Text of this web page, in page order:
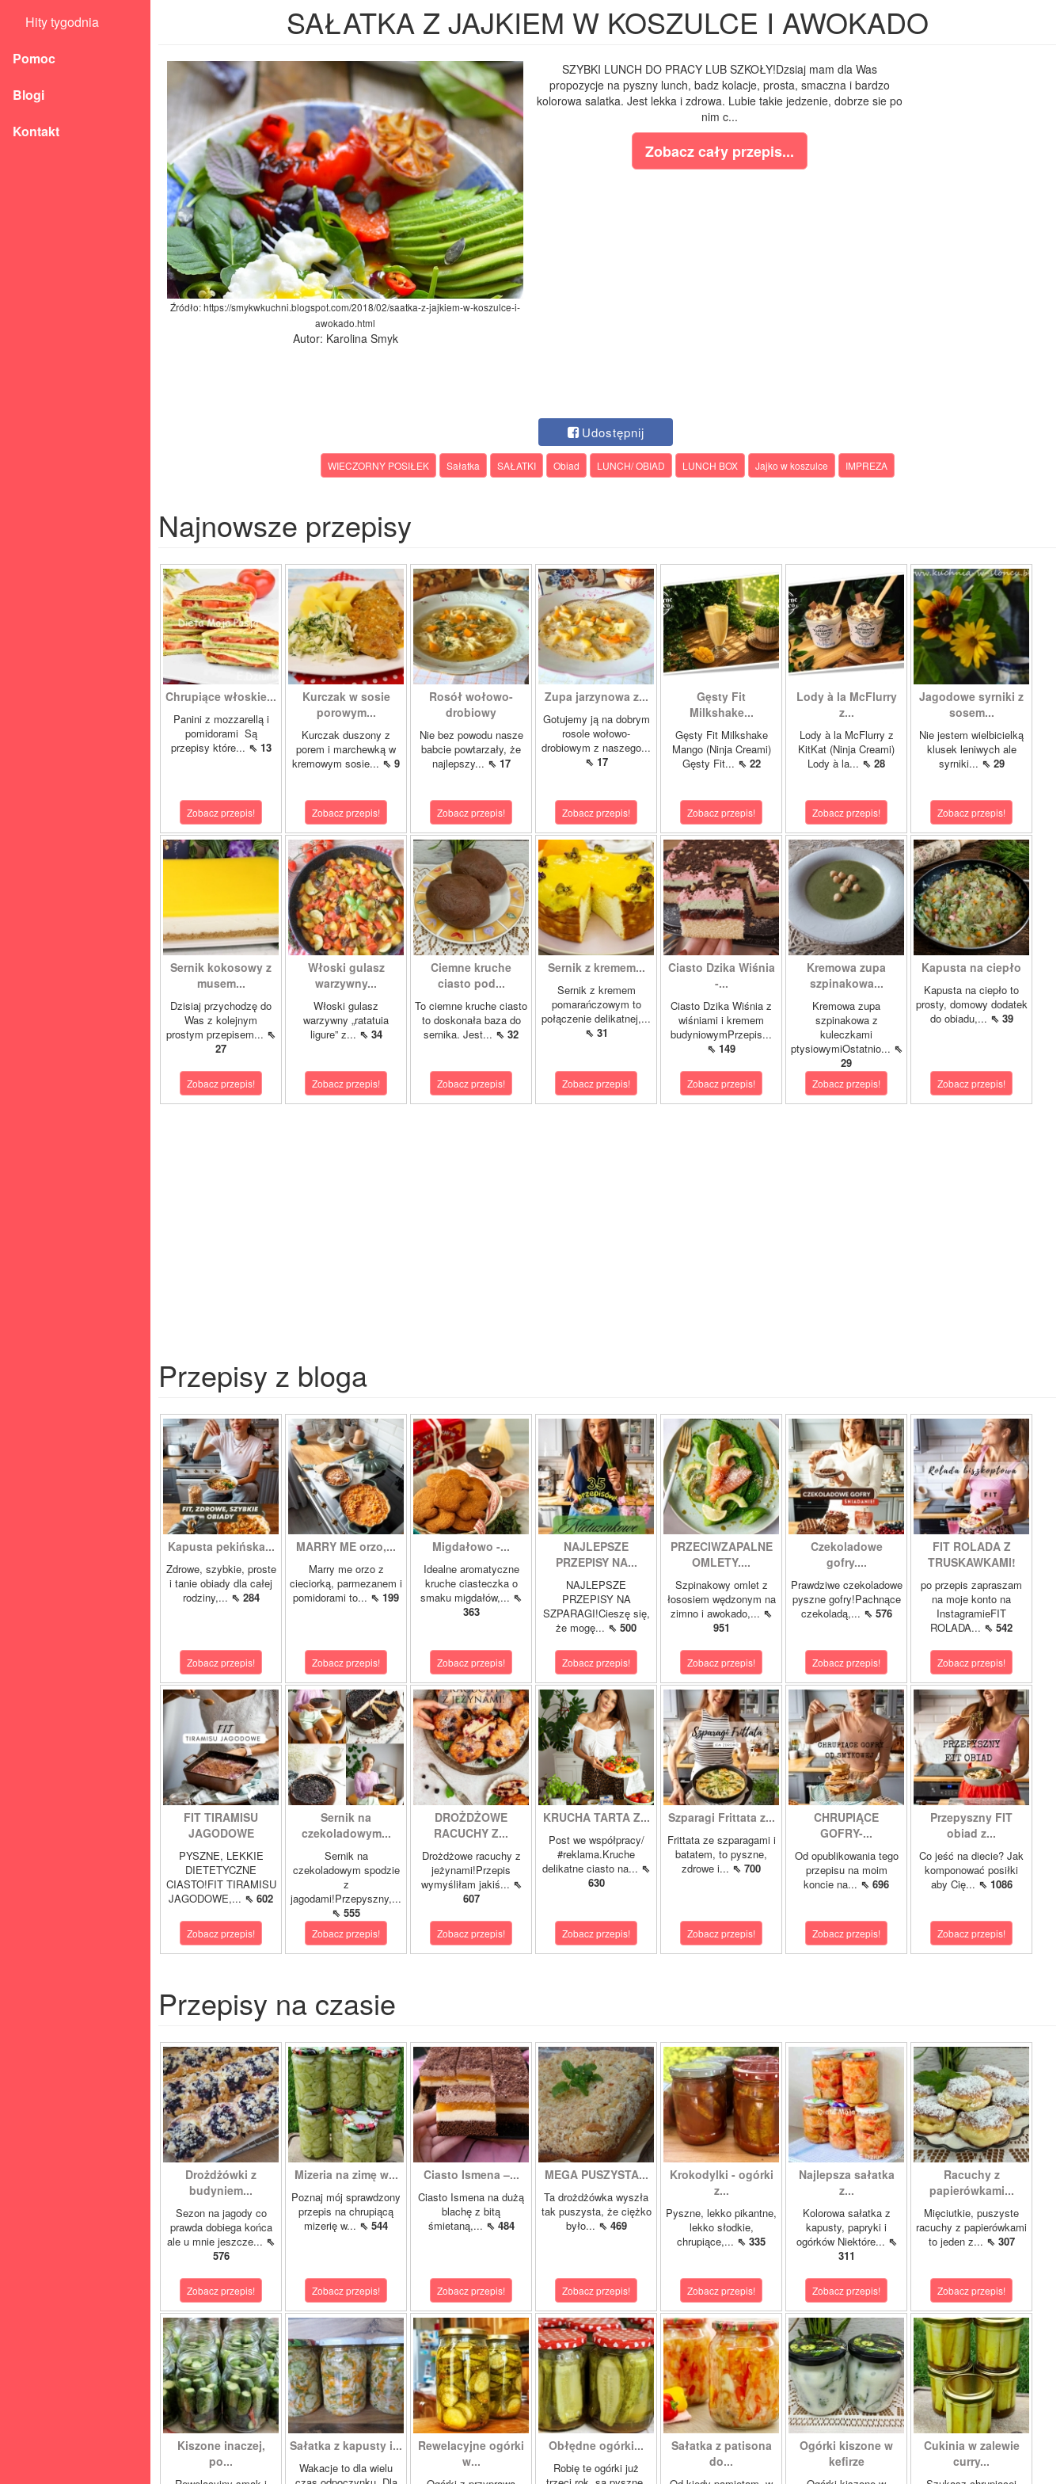
Hity tygodnia
Pomoc
Blogi
Kontakt
SAŁATKA Z JAJKIEM W KOSZULCE I AWOKADO
Źródło: https://smykwkuchni.blogspot.com/2018/02/saatka-z-jajkiem-w-koszulce-i-
awokado.html
Autor: Karolina Smyk
SZYBKI LUNCH DO PRACY LUB SZKOŁY!Dzsiaj mam dla Was
propozycje na pyszny lunch, badz kolacje, prosta, smaczna i bardzo
kolorowa salatka. Jest lekka i zdrowa. Lubie takie jedzenie, dobrze sie po
nim c...
Zobacz cały przepis...
Udostępnij
WIECZORNY POSIŁEK Sałatka SAŁATKI Obiad LUNCH/ OBIAD LUNCH BOX Jajko w koszulce IMPREZA
Najnowsze przepisy
Chrupiące włoskie...
Panini z mozzarellą i
pomidorami Są
przepisy które... ⇖ 13
Zobacz przepis!
Kurczak w sosie
porowym...
Kurczak duszony z
porem i marchewką w
kremowym sosie... ⇖ 9
Zobacz przepis!
Rosół wołowo-
drobiowy
Nie bez powodu nasze
babcie powtarzały, że
najlepszy... ⇖ 17
Zobacz przepis!
Zupa jarzynowa z...
Gotujemy ją na dobrym
rosole wołowo-
drobiowym z naszego...
⇖ 17
Zobacz przepis!
Gęsty Fit
Milkshake...
Gęsty Fit Milkshake
Mango (Ninja Creami)
Gęsty Fit... ⇖ 22
Zobacz przepis!
Lody à la McFlurry
z...
Lody à la McFlurry z
KitKat (Ninja Creami)
Lody à la... ⇖ 28
Zobacz przepis!
Jagodowe syrniki z
sosem...
Nie jestem wielbicielką
klusek leniwych ale
syrniki... ⇖ 29
Zobacz przepis!
Sernik kokosowy z
musem...
Dzisiaj przychodzę do
Was z kolejnym
prostym przepisem... ⇖
27
Zobacz przepis!
Włoski gulasz
warzywny...
Włoski gulasz
warzywny „ratatuia
ligure” z... ⇖ 34
Zobacz przepis!
Ciemne kruche
ciasto pod...
To ciemne kruche ciasto
to doskonała baza do
sernika. Jest... ⇖ 32
Zobacz przepis!
Sernik z kremem...
Sernik z kremem
pomarańczowym to
połączenie delikatnej,...
⇖ 31
Zobacz przepis!
Ciasto Dzika Wiśnia
-...
Ciasto Dzika Wiśnia z
wiśniami i kremem
budyniowymPrzepis...
⇖ 149
Zobacz przepis!
Kremowa zupa
szpinakowa...
Kremowa zupa
szpinakowa z
kuleczkami
ptysiowymiOstatnio... ⇖
29
Zobacz przepis!
Kapusta na ciepło
Kapusta na ciepło to
prosty, domowy dodatek
do obiadu,... ⇖ 39
Zobacz przepis!
Przepisy z bloga
Kapusta pekińska...
Zdrowe, szybkie, proste
i tanie obiady dla całej
rodziny,... ⇖ 284
Zobacz przepis!
MARRY ME orzo,...
Marry me orzo z
cieciorką, parmezanem i
pomidorami to... ⇖ 199
Zobacz przepis!
Migdałowo -...
Idealne aromatyczne
kruche ciasteczka o
smaku migdałów,... ⇖
363
Zobacz przepis!
NAJLEPSZE
PRZEPISY NA...
NAJLEPSZE
PRZEPISY NA
SZPARAGI!Cieszę się,
że mogę... ⇖ 500
Zobacz przepis!
PRZECIWZAPALNE
OMLETY....
Szpinakowy omlet z
łososiem wędzonym na
zimno i awokado,... ⇖
951
Zobacz przepis!
Czekoladowe
gofry....
Prawdziwe czekoladowe
pyszne gofry!Pachnące
czekoladą,... ⇖ 576
Zobacz przepis!
FIT ROLADA Z
TRUSKAWKAMI!
po przepis zapraszam
na moje konto na
InstagramieFIT
ROLADA... ⇖ 542
Zobacz przepis!
FIT TIRAMISU
JAGODOWE
PYSZNE, LEKKIE
DIETETYCZNE
CIASTO!FIT TIRAMISU
JAGODOWE,... ⇖ 602
Zobacz przepis!
Sernik na
czekoladowym...
Sernik na
czekoladowym spodzie
z
jagodami!Przepyszny,...
⇖ 555
Zobacz przepis!
DROŻDŻOWE
RACUCHY Z...
Drożdżowe racuchy z
jeżynami!Przepis
wymyśliłam jakiś... ⇖
607
Zobacz przepis!
KRUCHA TARTA Z...
Post we współpracy/
#reklama.Kruche
delikatne ciasto na... ⇖
630
Zobacz przepis!
Szparagi Frittata z...
Frittata ze szparagami i
batatem, to pyszne,
zdrowe i... ⇖ 700
Zobacz przepis!
CHRUPIĄCE
GOFRY-...
Od opublikowania tego
przepisu na moim
koncie na... ⇖ 696
Zobacz przepis!
Przepyszny FIT
obiad z...
Co jeść na diecie? Jak
komponować posiłki
aby Cię... ⇖ 1086
Zobacz przepis!
Przepisy na czasie
Drożdżówki z
budyniem...
Sezon na jagody co
prawda dobiega końca
ale u mnie jeszcze... ⇖
576
Zobacz przepis!
Mizeria na zimę w...
Poznaj mój sprawdzony
przepis na chrupiącą
mizerię w... ⇖ 544
Zobacz przepis!
Ciasto Ismena –...
Ciasto Ismena na dużą
blachę z bitą
śmietaną,... ⇖ 484
Zobacz przepis!
MEGA PUSZYSTA...
Ta drożdżówka wyszła
tak puszysta, że ciężko
było... ⇖ 469
Zobacz przepis!
Krokodylki - ogórki
z...
Pyszne, lekko pikantne,
lekko słodkie,
chrupiące,... ⇖ 335
Zobacz przepis!
Najlepsza sałatka
z...
Kolorowa sałatka z
kapusty, papryki i
ogórków Niektóre... ⇖
311
Zobacz przepis!
Racuchy z
papierówkami...
Mięciutkie, puszyste
racuchy z papierówkami
to jeden z... ⇖ 307
Zobacz przepis!
Kiszone inaczej,
po...
Sałatka z kapusty i...
Wakacje to dla wielu
Rewelacyjne ogórki
w...
Obłędne ogórki...
Robię te ogórki już
Sałatka z patisona
do...
Ogórki kiszone w
kefirze
Cukinia w zalewie
curry...